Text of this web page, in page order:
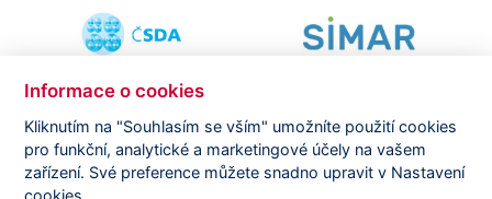
Copyright © CVVM | Právní ujednání| Nastavení cookies
Prohlášení o zpracování osobních údajů
Informace o cookies
Kliknutím na "Souhlasím se vším" umožníte použití cookies
pro funkční, analytické a marketingové účely na vašem
zařízení. Své preference můžete snadno upravit v Nastavení
cookies.